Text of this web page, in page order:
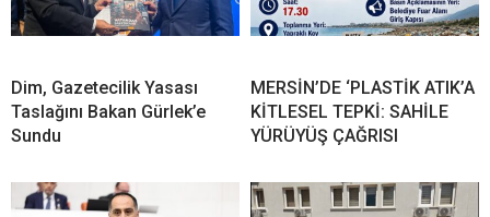
Dim, Gazetecilik Yasası
Taslağını Bakan Gürlek’e
Sundu
MERSİN’DE ‘PLASTİK ATIK’A
KİTLESEL TEPKİ: SAHİLE
YÜRÜYÜŞ ÇAĞRISI